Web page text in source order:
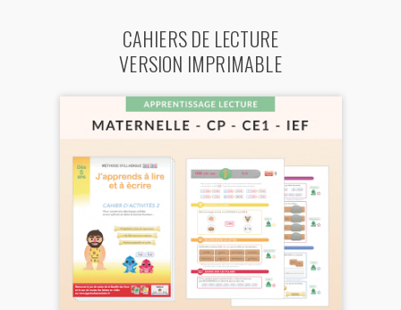
CAHIERS DE LECTURE
VERSION IMPRIMABLE